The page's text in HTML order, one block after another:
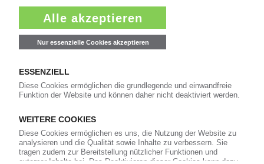
Die wichtigsten Nachrichten und Neuigkeiten aus der